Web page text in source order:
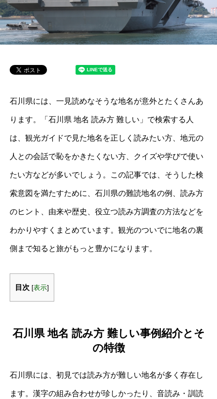
石川県には、一見読めなそうな地名が意外とたくさんあ
ります。「石川県 地名 読み方 難しい」で検索する人
は、観光ガイドで見た地名を正しく読みたい方、地元の
人との会話で恥をかきたくない方、クイズや学びで使い
たい方などが多いでしょう。この記事では、そうした検
索意図を満たすために、石川県の難読地名の例、読み方
のヒント、由来や歴史、役立つ読み方調査の方法などを
わかりやすくまとめています。観光のついでに地名の裏
側まで知ると旅がもっと豊かになります。
目次 [表示]
石川県 地名 読み方 難しい事例紹介とそ
の特徴
石川県には、初見では読み方が難しい地名が多く存在し
ます。漢字の組み合わせが珍しかったり、音読み・訓読